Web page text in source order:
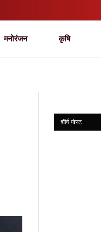
मनोरंजन कृषि
शीर्ष पोस्ट